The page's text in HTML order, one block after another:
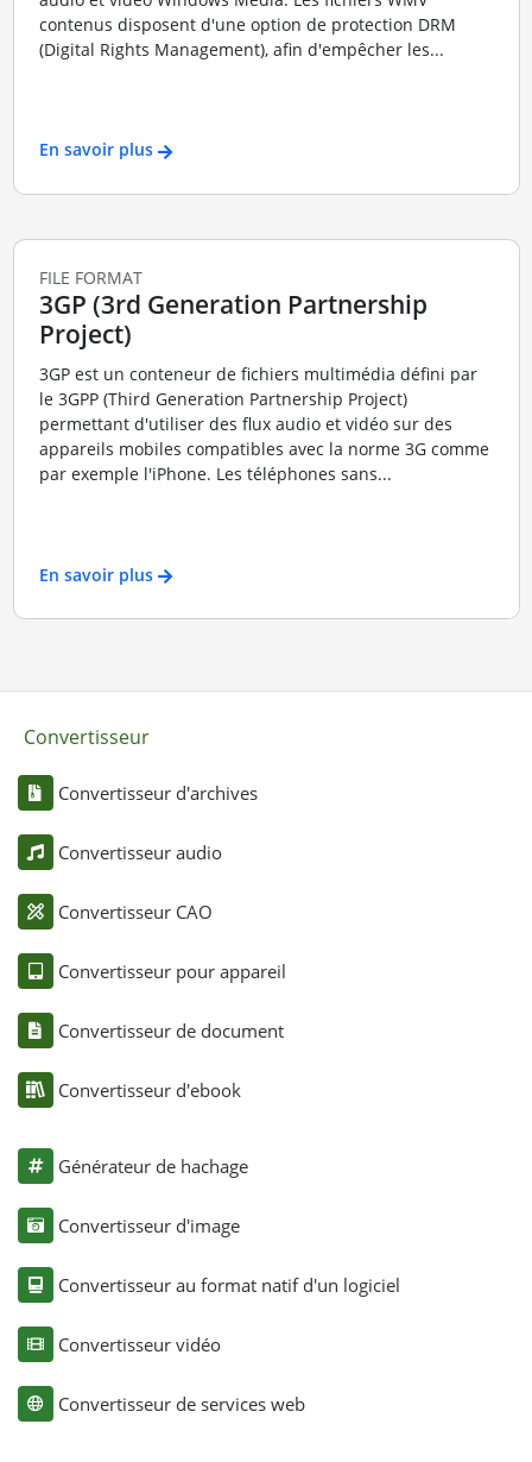
contenus disposent d'une option de protection DRM
(Digital Rights Management), afin d'empêcher les...
En savoir plus
FILE FORMAT
3GP (3rd Generation Partnership
Project)
3GP est un conteneur de fichiers multimédia défini par
le 3GPP (Third Generation Partnership Project)
permettant d'utiliser des flux audio et vidéo sur des
appareils mobiles compatibles avec la norme 3G comme
par exemple l'iPhone. Les téléphones sans...
En savoir plus
Convertisseur
Convertisseur d'archives
Convertisseur audio
Convertisseur CAO
Convertisseur pour appareil
Convertisseur de document
Convertisseur d'ebook
Générateur de hachage
Convertisseur d'image
Convertisseur au format natif d'un logiciel
Convertisseur vidéo
Convertisseur de services web